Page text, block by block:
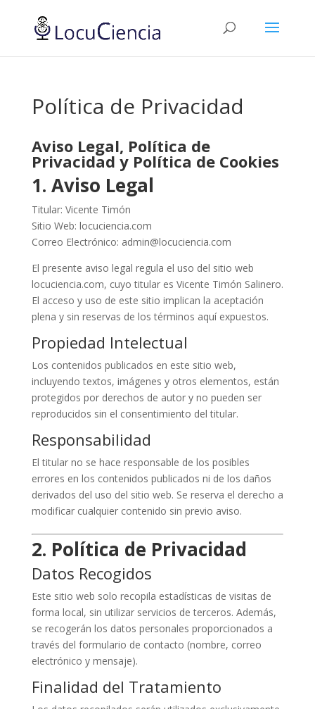
Política de Privacidad
Aviso Legal, Política de
Privacidad y Política de Cookies
1. Aviso Legal
Titular: Vicente Timón
Sitio Web: locuciencia.com
Correo Electrónico: admin@locuciencia.com
El presente aviso legal regula el uso del sitio web
locuciencia.com, cuyo titular es Vicente Timón Salinero.
El acceso y uso de este sitio implican la aceptación
plena y sin reservas de los términos aquí expuestos.
Propiedad Intelectual
Los contenidos publicados en este sitio web,
incluyendo textos, imágenes y otros elementos, están
protegidos por derechos de autor y no pueden ser
reproducidos sin el consentimiento del titular.
Responsabilidad
El titular no se hace responsable de los posibles
errores en los contenidos publicados ni de los daños
derivados del uso del sitio web. Se reserva el derecho a
modificar cualquier contenido sin previo aviso.
2. Política de Privacidad
Datos Recogidos
Este sitio web solo recopila estadísticas de visitas de
forma local, sin utilizar servicios de terceros. Además,
se recogerán los datos personales proporcionados a
través del formulario de contacto (nombre, correo
electrónico y mensaje).
Finalidad del Tratamiento